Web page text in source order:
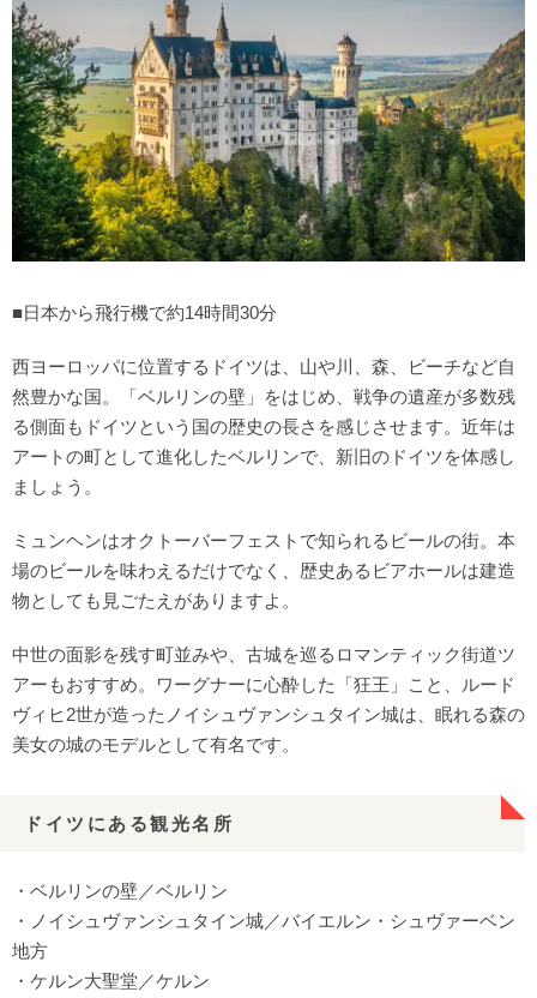
■日本から飛行機で約14時間30分
西ヨーロッパに位置するドイツは、山や川、森、ビーチなど自
然豊かな国。「ベルリンの壁」をはじめ、戦争の遺産が多数残
る側面もドイツという国の歴史の長さを感じさせます。近年は
アートの町として進化したベルリンで、新旧のドイツを体感し
ましょう。
ミュンヘンはオクトーバーフェストで知られるビールの街。本
場のビールを味わえるだけでなく、歴史あるビアホールは建造
物としても見ごたえがありますよ。
中世の面影を残す町並みや、古城を巡るロマンティック街道ツ
アーもおすすめ。ワーグナーに心酔した「狂王」こと、ルード
ヴィヒ2世が造ったノイシュヴァンシュタイン城は、眠れる森の
美女の城のモデルとして有名です。
ドイツにある観光名所
・ベルリンの壁／ベルリン
・ノイシュヴァンシュタイン城／バイエルン・シュヴァーベン
地方
・ケルン大聖堂／ケルン